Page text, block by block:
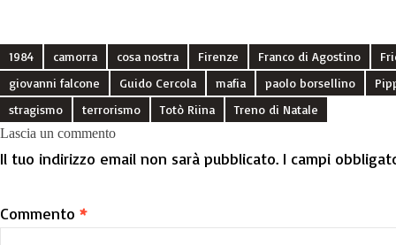
1984 camorra cosa nostra Firenze Franco di Agostino
giovanni falcone
Guido Cercola mafia paolo borsellino
stragismo
terrorismo Totò Riina
Treno di Natale
Lascia un commento
Il tuo indirizzo email non sarà pubblicato. I campi
Commento *